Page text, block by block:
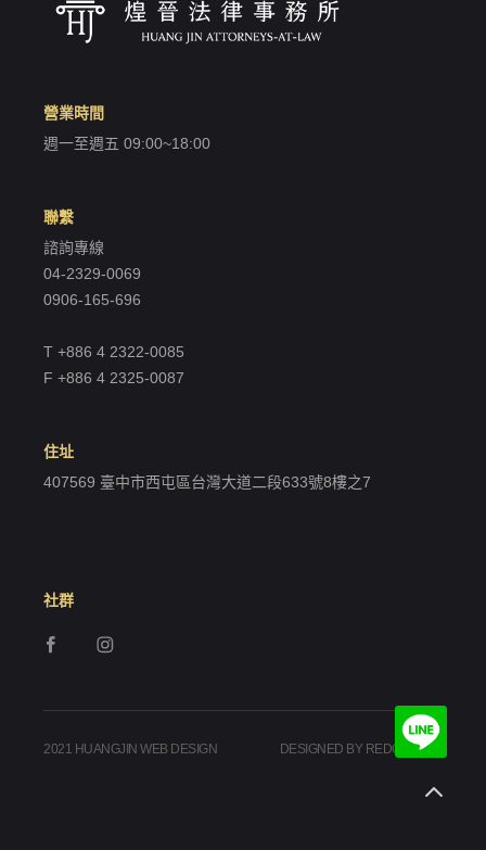
營業時間
週一至週五 09:00~18:00
聯繫
諮詢專線
04-2329-0069
0906-165-696
T +886 4 2322-0085
F +886 4 2325-0087
住址
407569 臺中市西屯區台灣大道二段633號8樓之7
社群
2021 HUANGJIN WEB DESIGN DESIGNED BY REDGEEGEE